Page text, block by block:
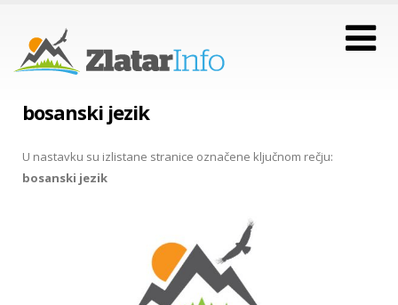
bosanski jezik
U nastavku su izlistane stranice označene ključnom rečju:
bosanski jezik